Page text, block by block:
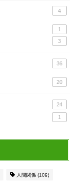
4
1
3
36
20
24
1
人間関係 (109)